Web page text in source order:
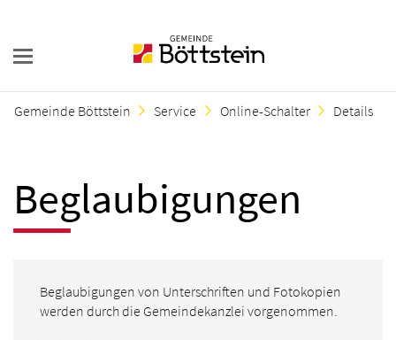
Gemeinde Böttstein Service Online-Schalter Details
Beglaubigungen
Beglaubigungen von Unterschriften und Fotokopien
werden durch die Gemeindekanzlei vorgenommen.